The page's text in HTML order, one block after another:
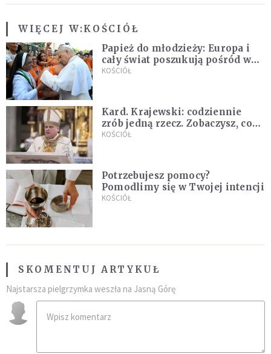
WIĘCEJ W:KOŚCIÓŁ
Papież do młodzieży: Europa i
cały świat poszukują pośród was
nowych świętych
KOŚCIÓŁ
Kard. Krajewski: codziennie
zrób jedną rzecz. Zobaczysz, co
stanie się z twoim życiem
KOŚCIÓŁ
Potrzebujesz pomocy?
Pomodlimy się w Twojej intencji
KOŚCIÓŁ
SKOMENTUJ ARTYKUŁ
Najstarsza pielgrzymka weszła na Jasną Górę